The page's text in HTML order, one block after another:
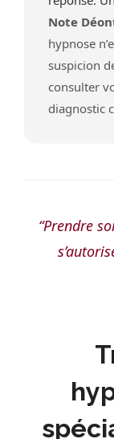
Note
hypnose
suspicion
consulter
diagnostic
“Prendre